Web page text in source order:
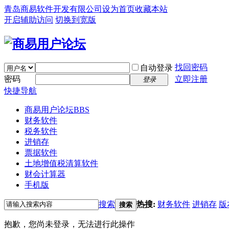
青岛商易软件开发有限公司 设为首页收藏本站
开启辅助访问 切换到宽版
自动登录 找回密码
密码
登录
立即注册
快捷导航
商易用户论坛BBS
财务软件
税务软件
进销存
票据软件
土地增值税清算软件
财会计算器
手机版
搜索 搜索 热搜: 财务软件 进销存 版
抱歉，您尚未登录，无法进行此操作